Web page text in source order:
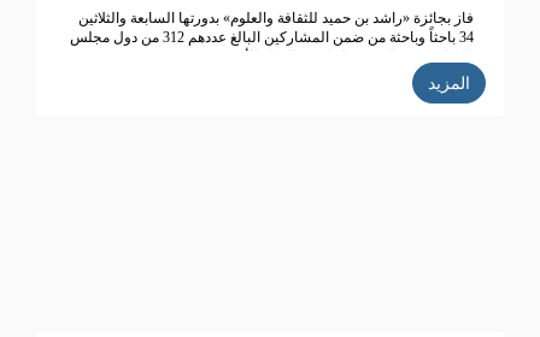
فاز بجائزة «راشد بن حميد للثقافة والعلوم» بدورتها السابعة والثلاثين
34 باحثاً وباحثة من ضمن المشاركين البالغ عددهم 312 من دول مجلس
المزيد